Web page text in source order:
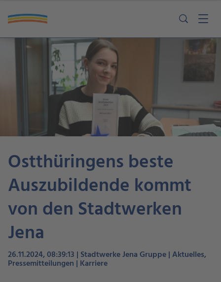
Ostthüringens beste
Auszubildende kommt
von den Stadtwerken
Jena
26.11.2024, 08:39:13 | Stadtwerke Jena Gruppe | Aktuelles,
Pressemitteilungen | Karriere